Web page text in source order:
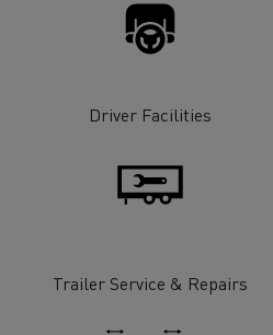
Driver Facilities
Trailer Service & Repairs